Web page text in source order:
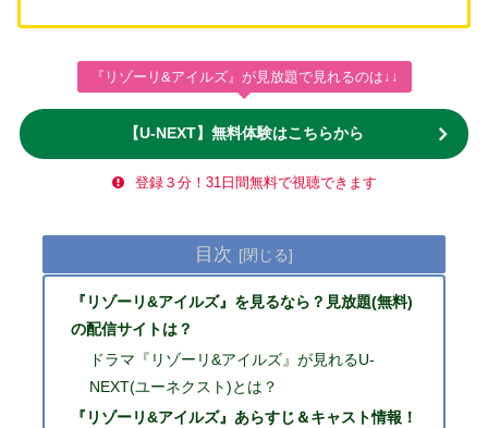
『リゾーリ&アイルズ』が見放題で見れるのは↓↓
【U-NEXT】無料体験はこちらから
登録３分！31日間無料で視聴できます
目次
『リゾーリ&アイルズ』を見るなら？見放題(無料)
の配信サイトは？
ドラマ『リゾーリ&アイルズ』が見れるU-
NEXT(ユーネクスト)とは？
『リゾーリ&アイルズ』あらすじ＆キャスト情報！